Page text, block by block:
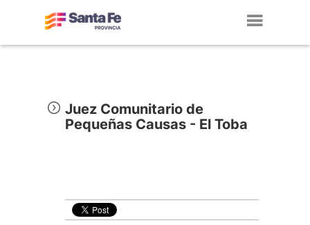
Juez Comunitario de
Pequeñas Causas - El Toba